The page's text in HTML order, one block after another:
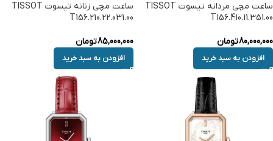
ساعت مچی مردانه تیسوت TISSOT
T156.410.11.351.00
80,000,000تومان
افزودن به سبد خرید
ساعت مچی زنانه تیسوت TISSOT
T156.210.22.031.00
85,000,000تومان
افزودن به سبد خرید